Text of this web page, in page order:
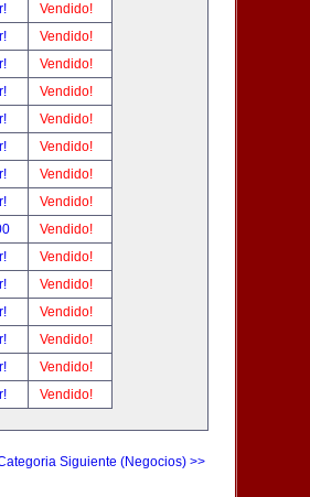
Vendido!
Vendido!
Vendido!
Vendido!
Vendido!
Vendido!
Vendido!
Vendido!
Vendido!
Vendido!
Vendido!
Vendido!
Vendido!
Vendido!
Vendido!
Siguiente (Negocios) >>